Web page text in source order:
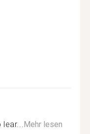
Mehr lesen